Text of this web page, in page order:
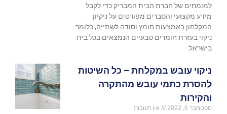
למומחים של חברת הבית המבריק כדי לקבל
מידע מקצועי והסברים מפורטים על ניקיון
המקלחון באמצעות חומץ וסודה לשתייה, כלומר
ניקוי בעזרת חומרים טבעיים הנמצאים בכל בית
בישראל.
ניקוי עובש במקלחת – כל השיטות
להסרת כתמי עובש מהתקרה
והקירות
ספטמבר 6, 2022 אין תגובות